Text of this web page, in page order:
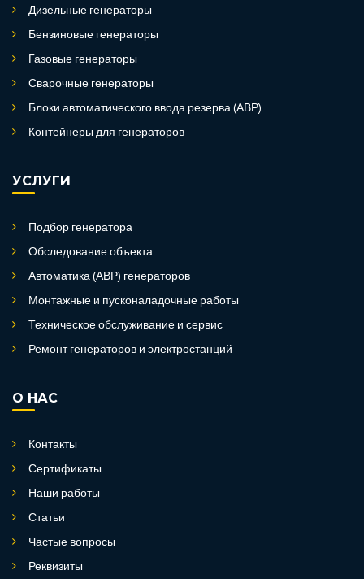
Дизельные генераторы
Бензиновые генераторы
Газовые генераторы
Сварочные генераторы
Блоки автоматического ввода резерва (АВР)
Контейнеры для генераторов
УСЛУГИ
Подбор генератора
Обследование объекта
Автоматика (АВР) генераторов
Монтажные и пусконаладочные работы
Техническое обслуживание и сервис
Ремонт генераторов и электростанций
О НАС
Контакты
Сертификаты
Наши работы
Статьи
Частые вопросы
Реквизиты